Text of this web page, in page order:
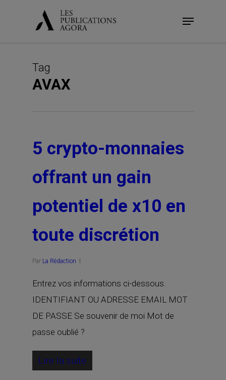
Menu
Tag
AVAX
5 crypto-monnaies
offrant un gain
potentiel de x10 en
toute discrétion
Par La Rédaction
Entrez vos informations ci-dessous.
IDENTIFIANT OU ADRESSE EMAIL MOT
DE PASSE Se souvenir de moi Mot de
passe oublié ?
Lire la suite